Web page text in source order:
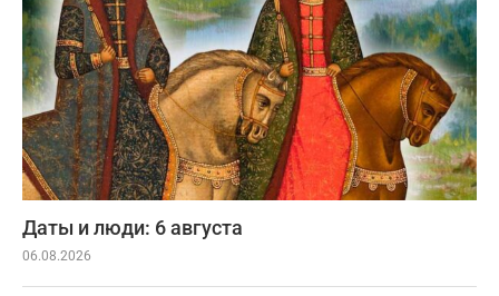
Даты и люди: 6 августа
06.08.2026